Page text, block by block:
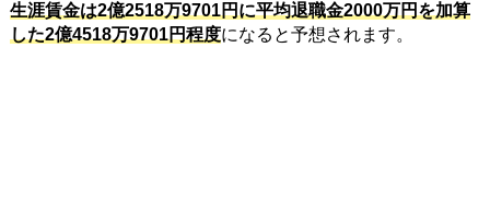
生涯賃金は2億2518万9701円に平均退職金2000万円を加算
した2億4518万9701円程度になると予想されます。